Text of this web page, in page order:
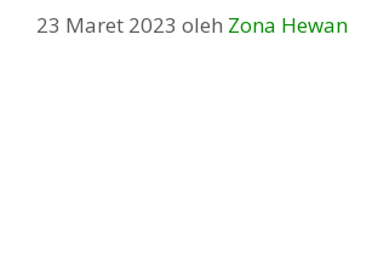
23 Maret 2023 oleh Zona Hewan